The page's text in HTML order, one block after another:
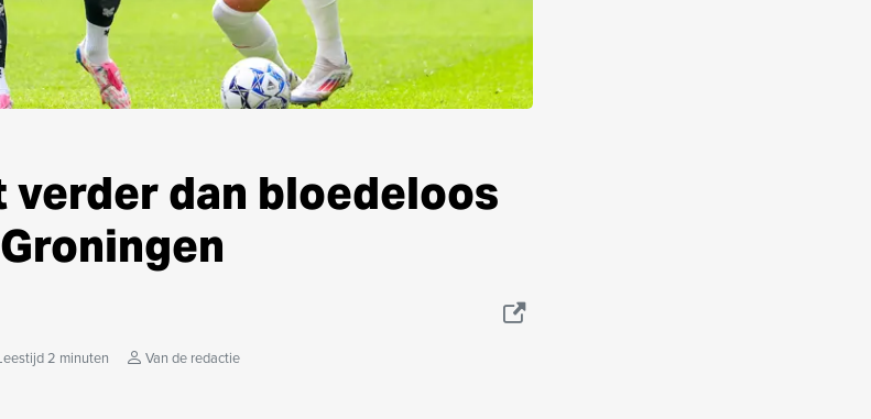
dan bloedeloos
2 minuten Van de redactie